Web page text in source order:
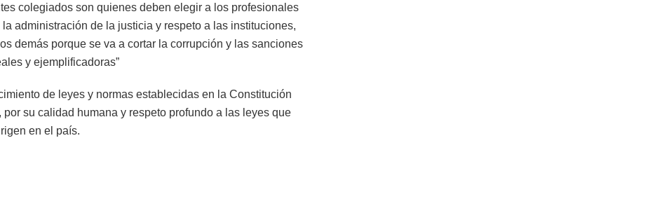
colegiados son quienes deben elegir a los profesionales
administración de la justicia y respeto a las instituciones,
demás porque se va a cortar la corrupción y las sanciones
y ejemplificadoras”
de leyes y normas establecidas en la Constitución
su calidad humana y respeto profundo a las leyes que
rigen en el país.